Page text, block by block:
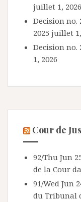
juillet 1, 2026
Decision no.
2025 juillet 1,
Decision no.
1, 2026
Cour de
92/Thu Jun
de la Cour
91/Wed Jun
du Tribunal